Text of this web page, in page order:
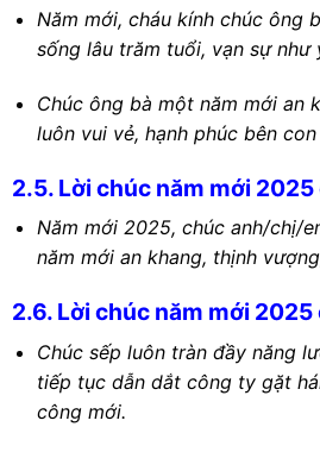
Năm mới, cháu kính chúc ông
sống lâu trăm tuổi, vạn sự như
Chúc ông bà một năm mới an
luôn vui vẻ, hạnh phúc bên con
2.5. Lời chúc năm mới
Năm mới 2025, chúc anh/chị/
năm mới an khang, thịnh
2.6. Lời chúc năm mới 2025
Chúc sếp luôn tràn đầy năng
tiếp tục dẫn dắt công ty gặt
công mới.